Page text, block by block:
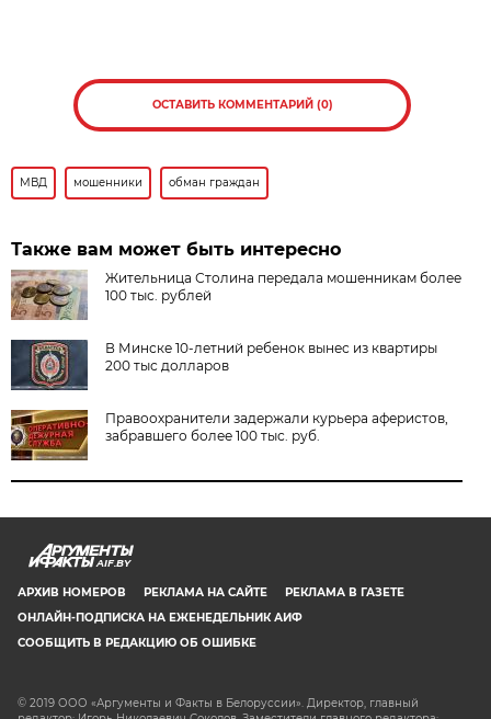
ОСТАВИТЬ КОММЕНТАРИЙ (0)
МВД мошенники обман граждан
Также вам может быть интересно
Жительница Столина передала мошенникам более
100 тыс. рублей
В Минске 10-летний ребенок вынес из квартиры
200 тыс долларов
Правоохранители задержали курьера аферистов,
забравшего более 100 тыс. руб.
AIF.BY
АРХИВ НОМЕРОВ РЕКЛАМА НА САЙТЕ
РЕКЛАМА В ГАЗЕТЕ
ОНЛАЙН-ПОДПИСКА НА ЕЖЕНЕДЕЛЬНИК АИФ
СООБЩИТЬ В РЕДАКЦИЮ ОБ ОШИБКЕ
© 2019 ООО «Аргументы и Факты в Белоруссии». Директор, главный